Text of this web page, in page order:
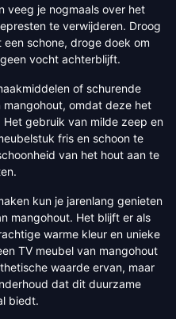
veeg je nogmaals over het
te verwijderen. Droog
schone, droge doek om
vocht achterblijft.
of schurende
mangohout, omdat deze het
gebruik van milde zeep en
fris en schoon te
van het hout aan te
kun je jarenlang genieten
mangohout. Het blijft er als
warme kleur en unieke
TV meubel van mangohout
waarde ervan, maar
dat dit duurzame
biedt.